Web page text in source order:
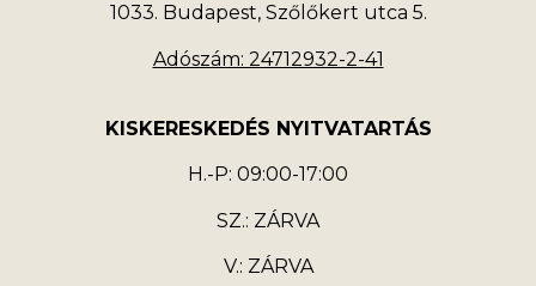
1033. Budapest, Szőlőkert utca 5.
Adószám: 24712932-2-41
KISKERESKEDÉS NYITVATARTÁS
H.-P: 09:00-17:00
SZ.: ZÁRVA
V.: ZÁRVA